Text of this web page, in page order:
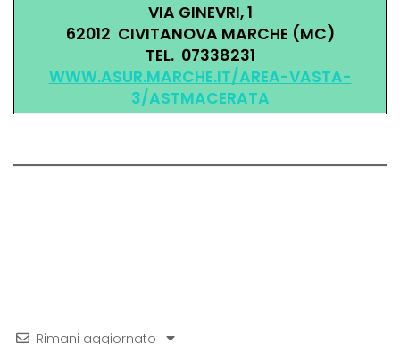
VIA GINEVRI, 1
62012 CIVITANOVA MARCHE (MC)
TEL. 07338231
WWW.ASUR.MARCHE.IT/AREA-VASTA-
3/ASTMACERATA
Rimani aggiornato